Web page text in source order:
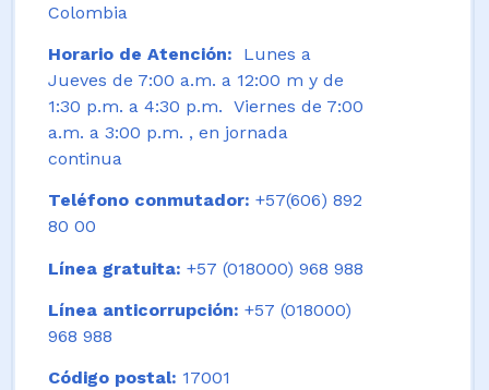
Colombia
Horario de Atención:
Lunes a
Jueves de 7:00 a.m. a 12:00 m y de
1:30 p.m. a 4:30 p.m. Viernes de 7:00
a.m. a 3:00 p.m. , en jornada
continua
Teléfono conmutador: +57(606) 892
80 00
Línea gratuita: +57 (018000) 968 988
Línea anticorrupción: +57 (018000)
968 988
Código postal: 17001